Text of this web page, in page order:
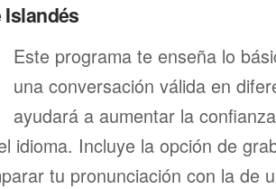
Islandés
Este programa te enseña lo
una conversación válida en
ayudará a aumentar la
idioma. Incluye la opción de
tu pronunciación con la de